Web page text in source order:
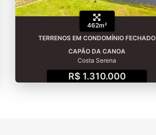
462m²
TERRENOS EM CONDOMÍNIO FECHADO
CAPÃO DA CANOA
Costa Serena
R$ 1.310.000